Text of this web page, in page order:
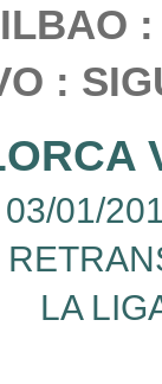
:
01/
LA